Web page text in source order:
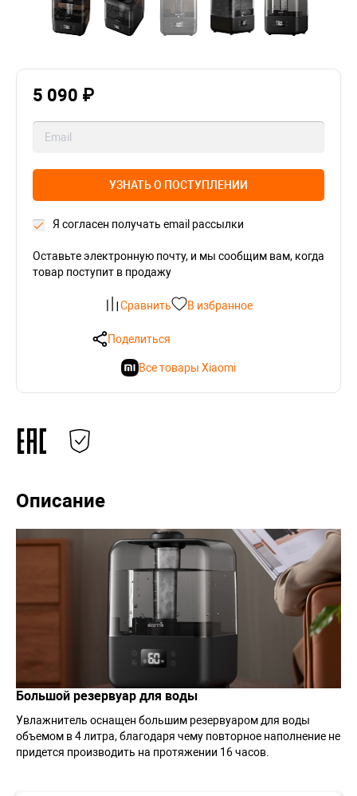
5 090 ₽
УЗНАТЬ О ПОСТУПЛЕНИИ
Я согласен получать email рассылки
Оставьте электронную почту, и мы сообщим вам, когда
товар поступит в продажу
Сравнить В избранное
Поделиться
Все товары Xiaomi
Описание
Большой резервуар для воды
Увлажнитель оснащен большим резервуаром для воды
объемом в 4 литра, благодаря чему повторное наполнение не
придется производить на протяжении 16 часов.